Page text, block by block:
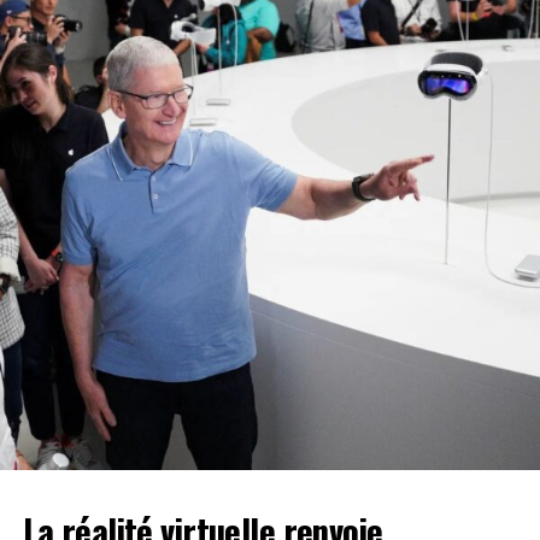
ports sont en développement, et ce développement ne
peut se faire sans armateurs mondiaux comme vous,
aussi bien en termes d’exploitation que
d’investissements. », a-t-il mentionné.
Les échanges ont porté sur les investissements réalisés
au port d’Abidjan sur la période 2012-2023 permettant la
modernisation des infrastructures et équipements pour un
regain de compétitivité. Il a également été question des
projets visant à projeter durablement le port dans l’avenir.
À ce propos, M. Hien SIÉ a évoqué deux principaux projets.
Le premier, à savoir le projet de barging, vise à terme à
décongestionner les voies de desserte du port, à réduire
la circulation des poids lourds sur les voies de circulation
urbaines, et à diminuer les nuisances causées par leur fait.
Le second projet, en l’occurrence celui de la construction
du chemin de fer, vise, quant à lui, à améliorer la
desserte routière, en vue d’accroître les performances
La réalité virtuelle renvoie